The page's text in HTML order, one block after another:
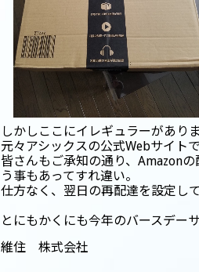
しかしここにイレギュラーがあり
元々アシックスの公式Webサイト
皆さんもご承知の通り、Amazon
う事もあってすれ違い。
仕方なく、翌日の再配達を設定し
とにもかくにも今年のバースデー
維住 株式会社